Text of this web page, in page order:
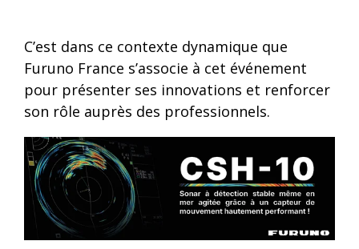
C’est dans ce contexte dynamique que
Furuno France s’associe à cet événement
pour présenter ses innovations et renforcer
son rôle auprès des professionnels.